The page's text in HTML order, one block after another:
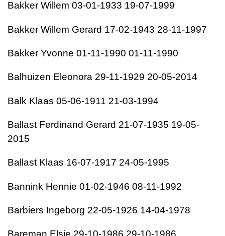
Bakker Willem 03-01-1933 19-07-1999
Bakker Willem Gerard 17-02-1943 28-11-1997
Bakker Yvonne 01-11-1990 01-11-1990
Balhuizen Eleonora 29-11-1929 20-05-2014
Balk Klaas 05-06-1911 21-03-1994
Ballast Ferdinand Gerard 21-07-1935 19-05-
2015
Ballast Klaas 16-07-1917 24-05-1995
Bannink Hennie 01-02-1946 08-11-1992
Barbiers Ingeborg 22-05-1926 14-04-1978